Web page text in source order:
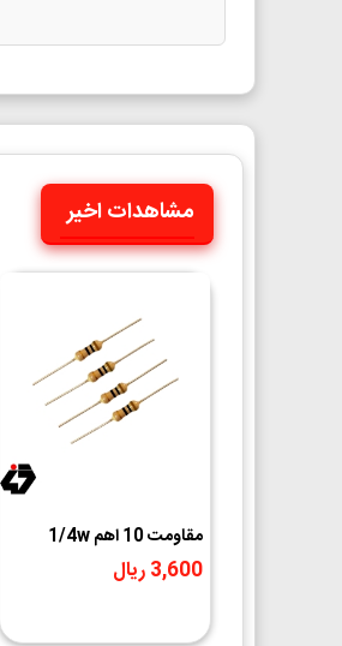
مشاهدات اخیر
مقاومت 10 اهم 1/4w
3,600 ریال